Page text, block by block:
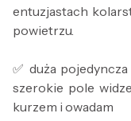
entuzjastach
powietrzu.
✅ duża
szerokie pole
kurzem i owadam